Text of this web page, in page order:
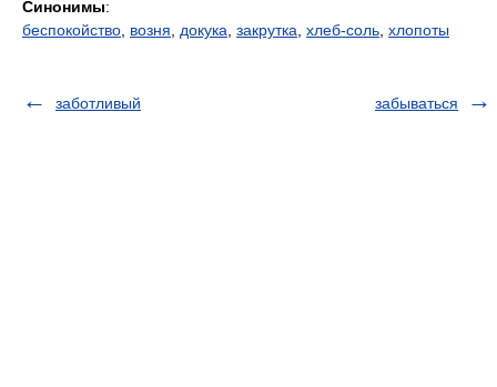
Синонимы:
беспокойство возня докука закрутка хлеб-соль хлопоты
заботливый забываться